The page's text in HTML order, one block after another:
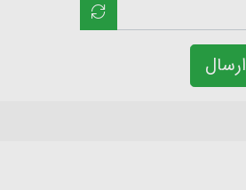
ارسال